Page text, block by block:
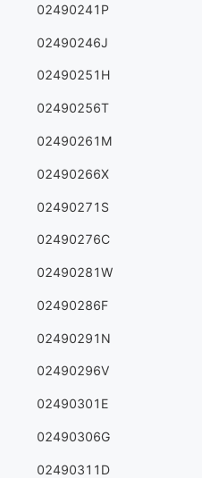
02490241P
02490246J
02490251H
02490256T
02490261M
02490266X
02490271S
02490276C
02490281W
02490286F
02490291N
02490296V
02490301E
02490306G
02490311D